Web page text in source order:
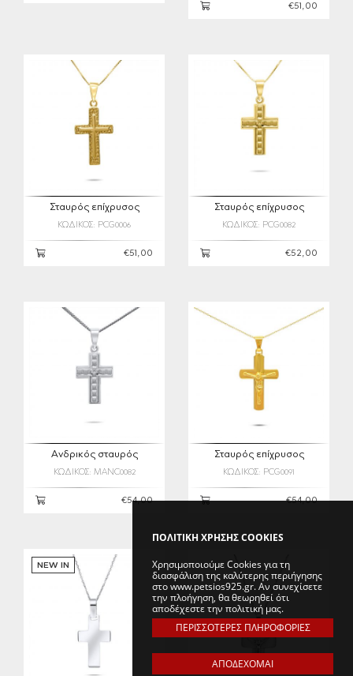
ΠΟΛΙΤΙΚΗ ΧΡΗΣΗΣ COOKIES
Χρησιμοποιούμε Cookies για τη
διασφάλιση της καλύτερης περιήγησης
στο www.petsios925.gr. Αν συνεχίσετε
την πλοήγηση, θα θεωρηθεί ότι
αποδέχεστε την πολιτική μας.
ΠΕΡΙΣΣΟΤΕΡΕΣ ΠΛΗΡΟΦΟΡΙΕΣ
ΑΠΟΔΕΧΟΜΑΙ
€51,00
Σταυρός επίχρυσος
ΚΩΔΙΚΟΣ: PCG0006
€51,00
Σταυρός επίχρυσος
ΚΩΔΙΚΟΣ: PCG0082
€52,00
Ανδρικός σταυρός
ΚΩΔΙΚΟΣ: MANC0082
€54,00
Σταυρός επίχρυσος
ΚΩΔΙΚΟΣ: PCG0091
€54,00
NEW IN